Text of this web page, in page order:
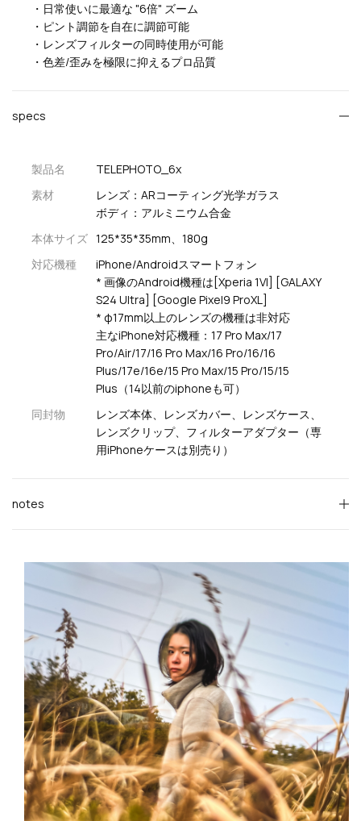
・日常使いに最適な "6倍" ズーム
・ピント調節を自在に調節可能
・レンズフィルターの同時使用が可能
・色差/歪みを極限に抑えるプロ品質
specs
製品名
TELEPHOTO_6x
素材
レンズ：ARコーティング光学ガラス
ボディ：アルミニウム合金
本体サイズ 125*35*35mm、 180g
対応機種
iPhone/Androidスマートフォン
* 画像のAndroid機種は[Xperia 1VI] [GALAXY
S24 Ultra] [Google Pixel9 ProXL]
* φ17mm以上のレンズの機種は非対応
主なiPhone対応機種：17 Pro Max/17
Pro/Air/17/16 Pro Max/16 Pro/16/16
Plus/17e/16e/15 Pro Max/15 Pro/15/15
Plus（14以前のiphoneも可）
同封物
レンズ本体、レンズカバー、レンズケース、
レンズクリップ、フィルターアダプター（専
用iPhoneケースは別売り）
notes